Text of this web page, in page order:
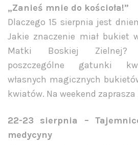
„Zanieś mnie do kościoła!”
Dlaczego 15 sierpnia jest
Jakie znaczenie miał bukiet
Matki Boskiej Zielnej?
poszczególne gatunki
własnych magicznych
kwiatów. Na weekend zaprasza
22-23 sierpnia –
medycyny